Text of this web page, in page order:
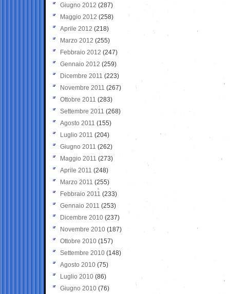
Giugno 2012 (287)
Maggio 2012 (258)
Aprile 2012 (218)
Marzo 2012 (255)
Febbraio 2012 (247)
Gennaio 2012 (259)
Dicembre 2011 (223)
Novembre 2011 (267)
Ottobre 2011 (283)
Settembre 2011 (268)
Agosto 2011 (155)
Luglio 2011 (204)
Giugno 2011 (262)
Maggio 2011 (273)
Aprile 2011 (248)
Marzo 2011 (255)
Febbraio 2011 (233)
Gennaio 2011 (253)
Dicembre 2010 (237)
Novembre 2010 (187)
Ottobre 2010 (157)
Settembre 2010 (148)
Agosto 2010 (75)
Luglio 2010 (86)
Giugno 2010 (76)